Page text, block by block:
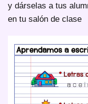
y dárselas a tus
en tu salón de clase